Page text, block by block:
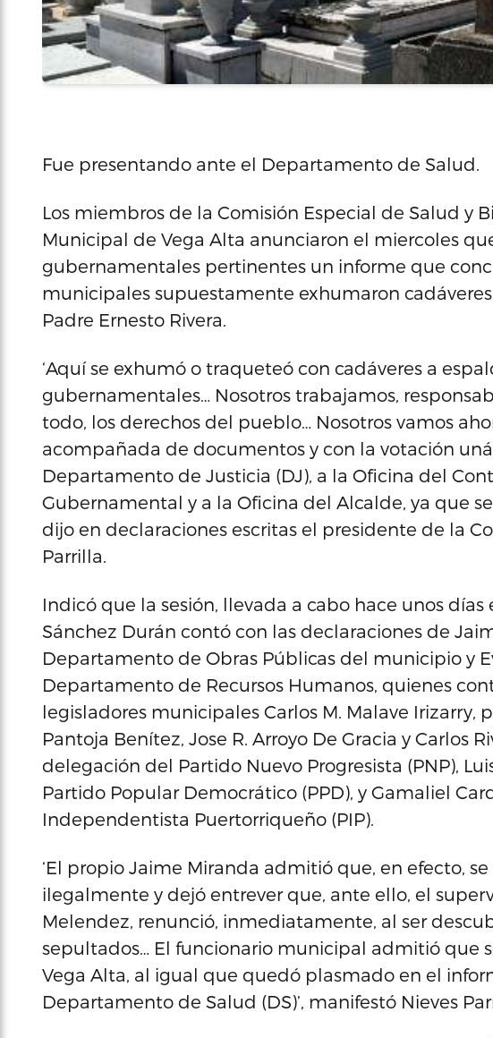
Fue presentando ante el Departamento de Salud.
Los miembros de la Comisión Especial de Salud y
Municipal de Vega Alta anunciaron el miercoles
gubernamentales pertinentes un informe que
municipales supuestamente exhumaron
Padre Ernesto Rivera.
‘Aquí se exhumó o traqueteó con cadáveres a
gubernamentales… Nosotros trabajamos,
todo, los derechos del pueblo… Nosotros vamos
acompañada de documentos y con la votación
Departamento de Justicia (DJ), a la Oficina del
Gubernamental y a la Oficina del Alcalde, ya que
dijo en declaraciones escritas el presidente de la
Parrilla.
Indicó que la sesión, llevada a cabo hace unos
Sánchez Durán contó con las declaraciones de
Departamento de Obras Públicas del municipio y
Departamento de Recursos Humanos, quienes
legisladores municipales Carlos M. Malave Irizarry,
Pantoja Benítez, Jose R. Arroyo De Gracia y Carlos
delegación del Partido Nuevo Progresista (PNP),
Partido Popular Democrático (PPD), y Gamaliel
Independentista Puertorriqueño (PIP).
‘El propio Jaime Miranda admitió que, en efecto,
ilegalmente y dejó entrever que, ante ello, el
Melendez, renunció, inmediatamente, al ser
sepultados… El funcionario municipal admitió que
Vega Alta, al igual que quedó plasmado en el
Departamento de Salud (DS)’, manifestó Nieves